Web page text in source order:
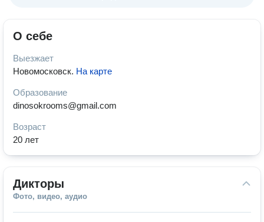
О себе
Выезжает
Новомосковск. На карте
Образование
dinosokrooms@gmail.com
Возраст
20 лет
Дикторы
Фото, видео, аудио